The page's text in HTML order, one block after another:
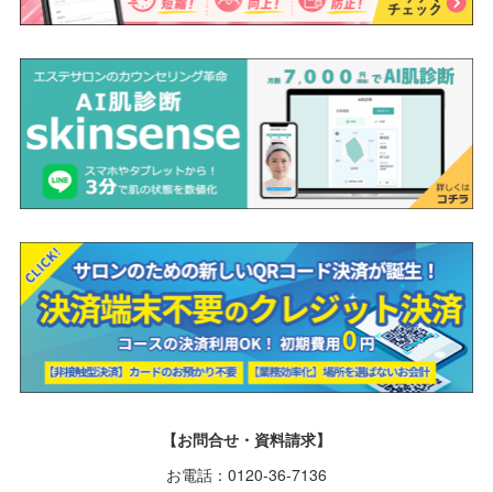
【お問合せ・資料請求】
お電話：0120-36-7136